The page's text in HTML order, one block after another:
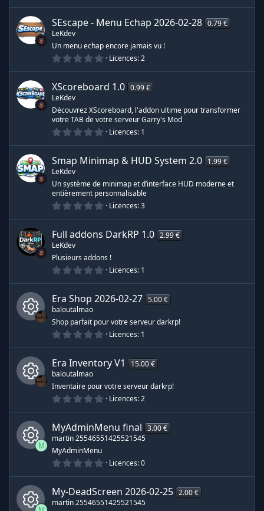
c
e
(
s
)
0
0
é
o
i
s
(
s
SEscape - Menu Echap 2026-02-28 0.79 €
LeKdev
Un menu echap encore jamais vu !
0
0
0
é
o
i
l
e
(
s
)
Licences 2
XScoreboard 1.0 0.99 €
LeKdev
Découvrez XScoreboard, l'addon ultime pour transformer
votre TAB de votre serveur Garry's Mod
0
0
0
é
o
i
l
e
(
s
Licences 1
Smap Minimap & HUD System 2.0 1.99 €
LeKdev
Un système de minimap et d’interface HUD moderne et
entièrement personnalisable
0
0
0
é
o
i
s
(
s
Licences 3
Full addons DarkRP 1.0 2.99 €
LeKdev
Plusieurs addons !
0
0
0
é
o
i
s
(
s
Licences 1
c
ô
n
e
d
e
r
Era Shop 2026-02-27 5.00 €
baloutalmao
Shop parfait pour votre serveur darkrp!
0
0
0
é
o
i
s
(
s
)
Licences 1
c
ô
n
e
Era InventoryV1
15.00 €
baloutalmao
Inventaire pour votre serveur darkrp!
0
0
0
é
t
s
(
s
)
Licences 2
c
M
MyAdminMenu final 3.00 €
martin 25546551425521545
MyAdminMenu
0
0
0
é
t
Licences 0
My-DeadScreen 2026-02-25 2.00 €
martin 25546551425521545